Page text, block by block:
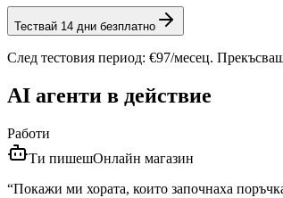
Тествай 14 дни безплатно
След тестовия период: €97/месец.
AI агенти в действие
Работи
Ти пишешОнлайн магазин
“Покажи ми хората, които започнаха